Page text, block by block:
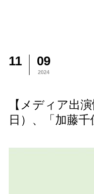
11 09
2024
【メディア出
日）、「加藤